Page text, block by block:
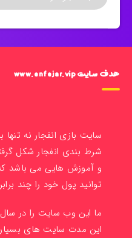
هدف سایت www.enfejar.vip
سایت بازی انفجار نه تنها
شرط بندی انفجار شکل
و آموزش هایی می باشد
توانید پول خود را چند
این مدت سایت های